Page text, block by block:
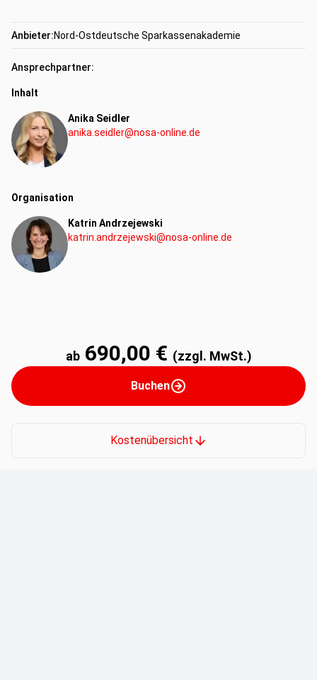
Anbieter:Nord-Ostdeutsche Sparkassenakademie
Ansprechpartner:
Inhalt
Anika Seidler
anika.seidler@nosa-online.de
Organisation
Katrin Andrzejewski
katrin.andrzejewski@nosa-online.de
ab 690,00 € (zzgl. MwSt.)
Buchen
Kostenübersicht